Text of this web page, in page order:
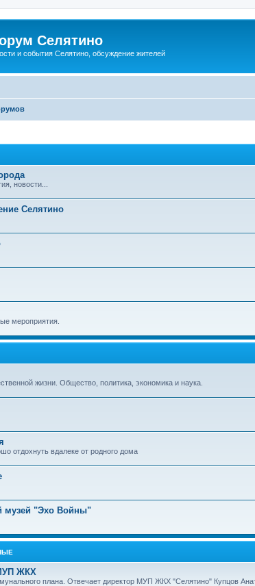
Селятино
и события Селятино, обсуждение жителей
новости...
Селятино
мероприятия.
жизни. Общество, политика, экономика и наука.
отдохнуть вдалеке от родного дома
музей "Эхо Войны"
ЖКХ
плана. Отвечает директор МУП ЖКХ "Селятино" Купцов